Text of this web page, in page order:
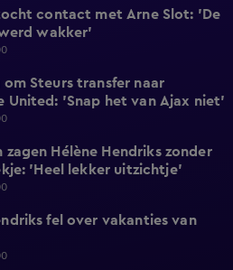
contact met Arne Slot: 'De
wakker'
om Steurs transfer naar
United: 'Snap het van Ajax niet'
zagen Hélène Hendriks zonder
'Heel lekker uitzichtje'
fel over vakanties van